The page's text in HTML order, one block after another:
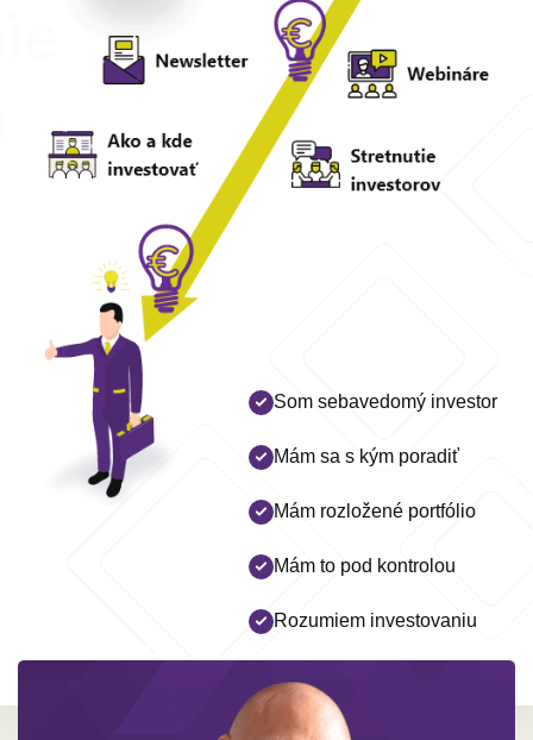
Som sebavedomý investor
Mám sa s kým poradiť
Mám rozložené portfólio
Mám to pod kontrolou
Rozumiem investovaniu